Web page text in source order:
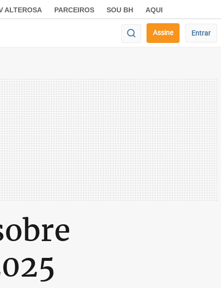
ALTEROSA PARCEIROS SOU BH AQUI
Assine Entrar